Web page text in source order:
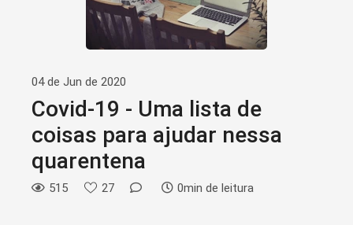
04 de Jun de 2020
Covid-19 - Uma lista de
coisas para ajudar nessa
quarentena
515 27 0min de leitura